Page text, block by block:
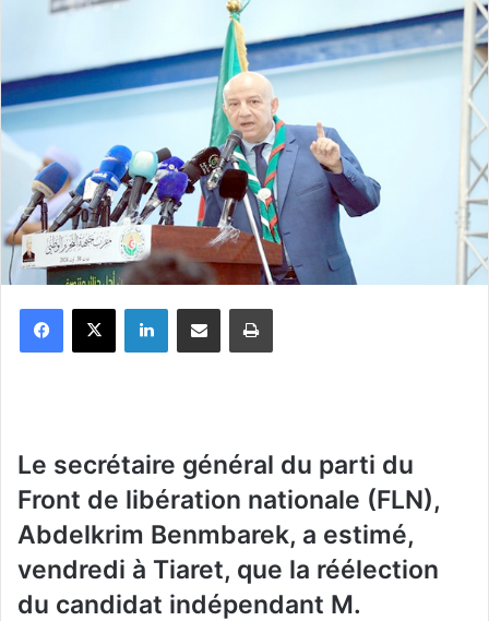
Le secrétaire général du parti du
Front de libération nationale (FLN),
Abdelkrim Benmbarek, a estimé,
vendredi à Tiaret, que la réélection
du candidat indépendant M.